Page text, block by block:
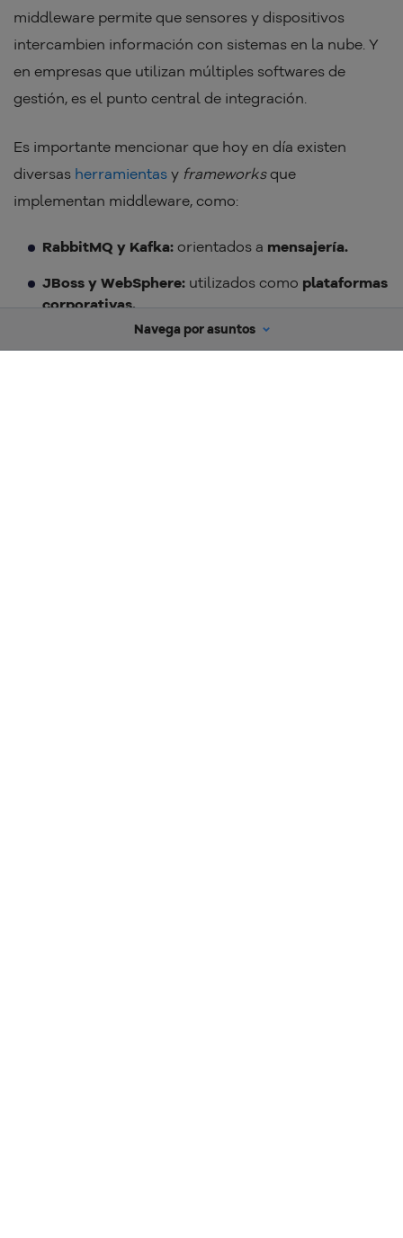
middleware permite que sensores y dispositivos
intercambien información con sistemas en la nube. Y
en empresas que utilizan múltiples softwares de
gestión, es el punto central de integración.
Es importante mencionar que hoy en día existen
diversas herramientas y frameworksque
implementan middleware, como:
RabbitMQ y Kafka: orientados a mensajería.
JBoss y WebSphere: utilizados como plataformas
corporativas.
Express.js y Spring Boot:orientados a
Navega por asuntos